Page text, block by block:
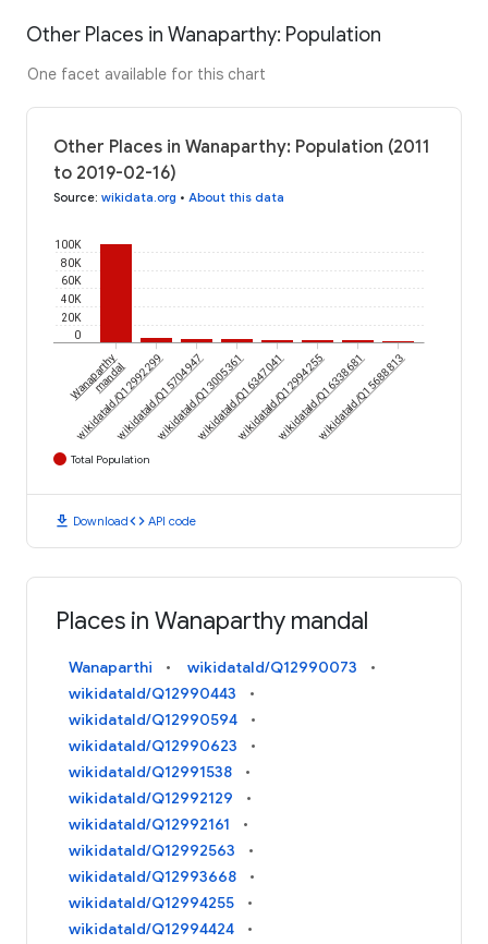
Other Places in Wanaparthy: Population
One facet available for this chart
Other Places in Wanaparthy: Population (2011
to 2019-02-16)
Source: wikidata.org • About this data
0
20K
40K
60K
80K
100K
Wanaparthy
mandal
wikidataId/Q12992299
wikidataId/Q15704947
wikidataId/Q13005361
wikidataId/Q16347041
wikidataId/Q12994255
wikidataId/Q16338681
wikidataId/Q15688813
Total Population
download Downloadcode API code
Places in Wanaparthy mandal
Wanaparthi
wikidataId/Q12990073
wikidataId/Q12990443
wikidataId/Q12990594
wikidataId/Q12990623
wikidataId/Q12991538
wikidataId/Q12992129
wikidataId/Q12992161
wikidataId/Q12992563
wikidataId/Q12993668
wikidataId/Q12994255
wikidataId/Q12994424